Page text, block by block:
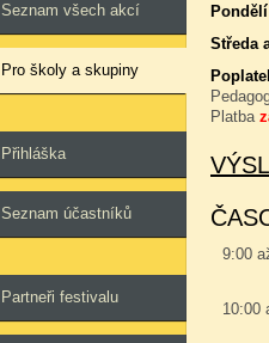
Seznam všech akcí
Pro školy a skupiny
Přihláška
Seznam účastníků
Partneři festivalu
Středa
Platba
9:00
10:00